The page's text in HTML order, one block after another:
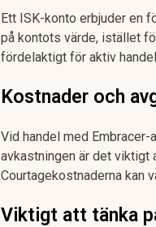
Ett ISK-konto erbjuder en
på kontots värde, istället
fördelaktigt för aktiv
Kostnader och
Vid handel med
avkastningen är det viktigt
Courtagekostnaderna kan
Viktigt att tänka